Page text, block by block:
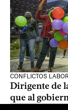
CONFLICTOS
Dirigente de
que al